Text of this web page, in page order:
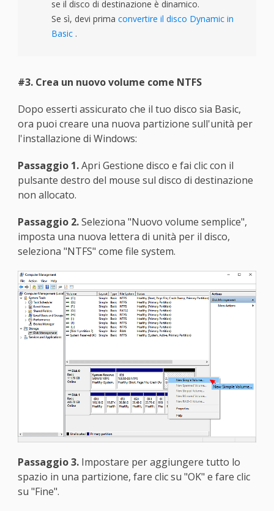
se il disco di destinazione è dinamico.
Se sì, devi prima convertire il disco Dynamic in
Basic.
#3. Crea un nuovo volume come NTFS
Dopo esserti assicurato che il tuo disco sia Basic,
ora puoi creare una nuova partizione sull'unità per
l'installazione di Windows:
Passaggio 1.Apri Gestione disco e fai clic con il
pulsante destro del mouse sul disco di destinazione
non allocato.
Passaggio 2.Seleziona "Nuovo volume semplice",
imposta una nuova lettera di unità per il disco,
seleziona "NTFS" come file system.
Passaggio 3.Impostare per aggiungere tutto lo
spazio in una partizione, fare clic su "OK" e fare clic
su "Fine".